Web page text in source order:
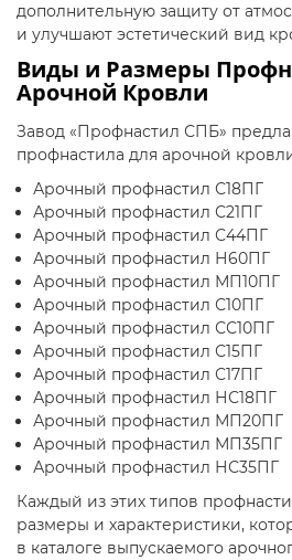
дополнительную защиту от
и улучшают эстетический вид
Виды и Размеры
Арочной Кровли
Завод «Профнастил СПБ»
профнастила для арочной
Арочный профнастил С18ПГ
Арочный профнастил С21ПГ
Арочный профнастил С44ПГ
Арочный профнастил Н60ПГ
Арочный профнастил МП10ПГ
Арочный профнастил С10ПГ
Арочный профнастил СС10ПГ
Арочный профнастил С15ПГ
Арочный профнастил С17ПГ
Арочный профнастил НС18ПГ
Арочный профнастил МП20ПГ
Арочный профнастил МП35ПГ
Арочный профнастил НС35ПГ
Каждый из этих типов
размеры и характеристики,
в каталоге выпускаемого